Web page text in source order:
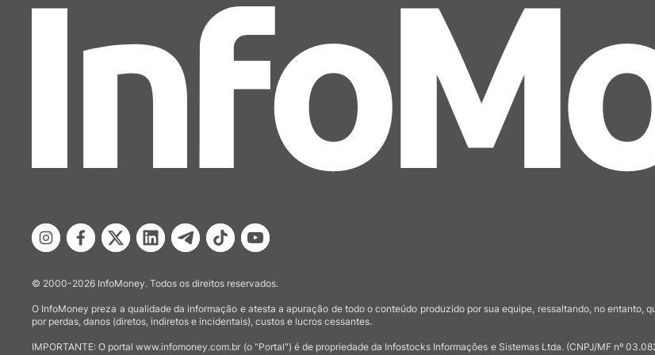
© 2000-2026 InfoMoney. Todos os direitos reservados.
O InfoMoney preza a qualidade da informação e atesta a apuração de todo o conteúdo produzido por sua equipe, ressaltando, no
por perdas, danos (diretos, indiretos e incidentais), custos e lucros cessantes.
IMPORTANTE: O portal www.infomoney.com.br (o "Portal") é de propriedade da Infostocks Informações e Sistemas Ltda. (CNPJ/MF nº